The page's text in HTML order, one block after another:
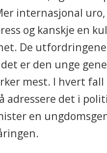
internasjonal
og kanskje en
De
er den unge
mest. I hvert fall
adressere det i
en